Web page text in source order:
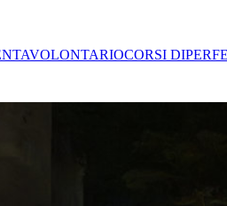
VOLONTARIOCORSI DI